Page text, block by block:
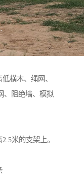
横木、绳网、
、阻绝墙、模拟
米的支架上。